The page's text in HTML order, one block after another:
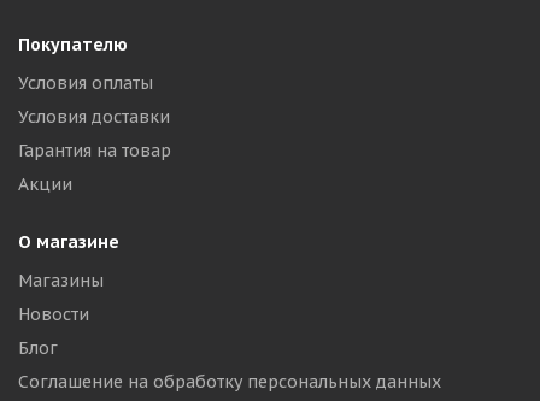
Покупателю
Условия оплаты
Условия доставки
Гарантия на товар
Акции
О магазине
Магазины
Новости
Блог
Соглашение на обработку персональных данных